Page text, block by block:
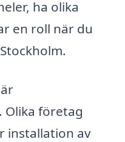
ha olika
en roll när du
Olika företag
installation av